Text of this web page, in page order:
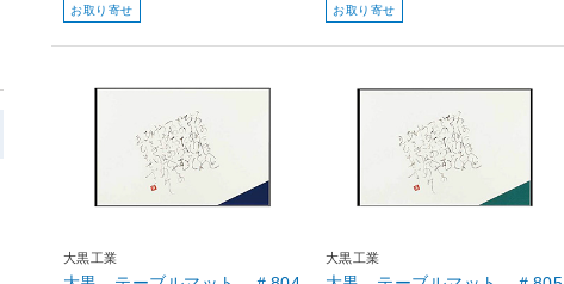
お取り寄せ お取り寄せ
大黒工業 大黒工業